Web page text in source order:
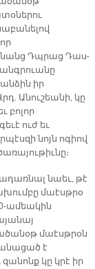
Դպրաց Դաս-
իր
Անուշեանի, կը
բոլոր
ուժ եւ
նոյն ոգիով
նաեւ, թէ
մաէսթրօ
ամեակին
մաէսթրօն
է
կը կրէ իր